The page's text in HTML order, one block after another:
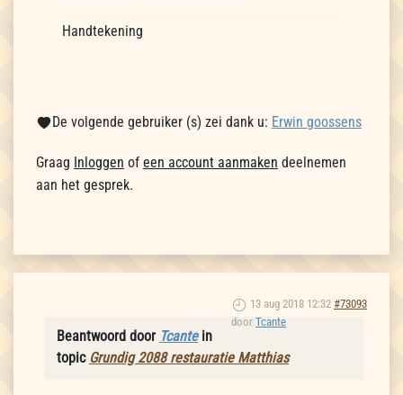
Handtekening
De volgende gebruiker (s) zei dank u: Erwin goossens
Graag Inloggen of een account aanmaken deelnemen
aan het gesprek.
13 aug 2018 12:32 #73093
door Tcante
Beantwoord door Tcantein
topic Grundig 2088 restauratie Matthias